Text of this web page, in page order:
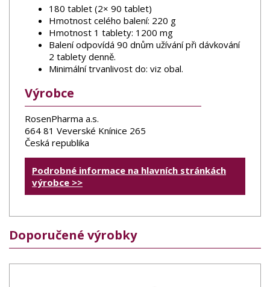
180 tablet (2× 90 tablet)
Hmotnost celého balení: 220 g
Hmotnost 1 tablety: 1200 mg
Balení odpovídá 90 dnům užívání při dávkování
2 tablety denně.
Minimální trvanlivost do: viz obal.
Výrobce
RosenPharma a.s.
664 81 Veverské Knínice 265
Česká republika
Podrobné informace na hlavních stránkách
výrobce >>
Doporučené výrobky